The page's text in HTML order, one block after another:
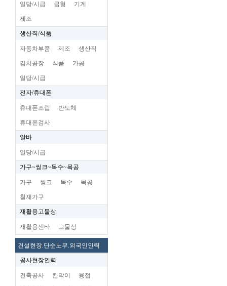
일당/시급 금형 기계
제조
생산직/식품
자동차부품 제조 생산직
김치공장 식품 가공
일당/시급
전자/휴대폰
휴대폰조립 반도체
휴대폰검사
알바
일당/시급
가구~씽크~목수~목공
가구 씽크 목수 목공
철재가구
재활용고물상
재활용센타 고물상
건설현장.단순노무.외국인인력
공사현장인력
건축공사 칸막이 용접